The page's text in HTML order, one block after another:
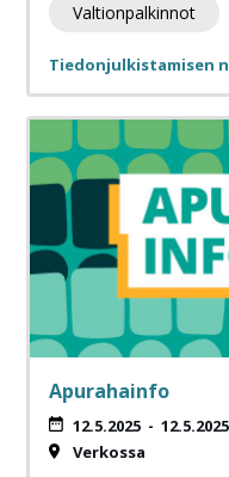
Valtionpalkinnot
Tiedonjulkistamisen
Apurahainfo
12.5.2025 - 12.5.2025
Verkossa